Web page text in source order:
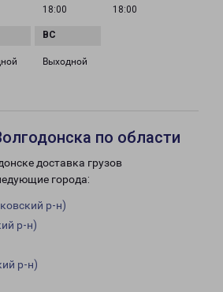
18:00
18:00
Выходной
по области
доставка грузов
города:
р-н)
р-н)
р-н)